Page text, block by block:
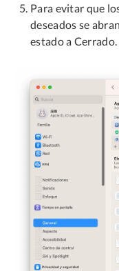
Para evitar que
deseados se
estado a Cerrado.